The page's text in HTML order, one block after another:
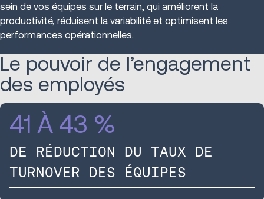
sein de vos équipes sur le terrain, qui améliorent la
productivité, réduisent la variabilité et optimisent les
performances opérationnelles.
Le pouvoir de l’engagement
des employés
41 À 43 %
DE RÉDUCTION DU TAUX DE
TURNOVER DES ÉQUIPES